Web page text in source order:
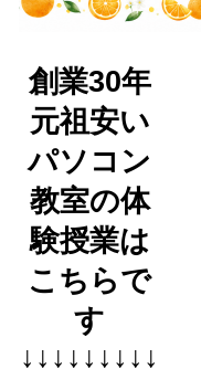
創業30年
元祖安い
パソコン
教室の体
験授業は
こちらで
す
↓↓↓↓↓↓↓↓↓